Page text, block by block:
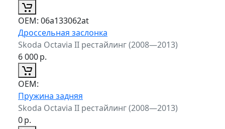
ОЕМ: 06a133062at
Дроссельная заслонка
Skoda Octavia II рестайлинг (2008—2013)
6 000р.
ОЕМ:
Пружина задняя
Skoda Octavia II рестайлинг (2008—2013)
0р.